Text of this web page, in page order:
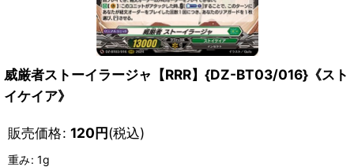
威厳者ストーイラージャ【RRR】{DZ-BT03/016}《スト
イケイア》
販売価格: 120円(税込)
重み: 1g